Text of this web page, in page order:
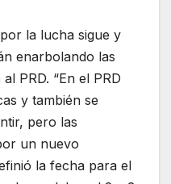
la lucha sigue y
enarbolando las
PRD. “En el PRD
y también se
pero las
un nuevo
la fecha para el